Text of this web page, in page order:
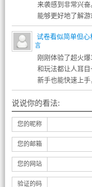
来袭感到非常兴
能够更好地了解游
试卷看似简单但心
言
刚刚体验了超火
和玩法都让人耳
新手也能快速上手
说说你的看法:
您的昵称
您的邮箱
您的网站
验证的码